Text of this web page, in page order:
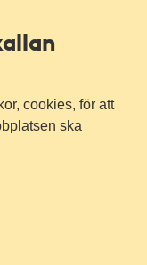
cookies, för att
ska